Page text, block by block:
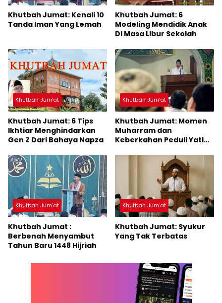
Khutbah Jumat: Kenali 10
Tanda Iman Yang Lemah
Khutbah Jumat: 6
Modeling Mendidik Anak
Di Masa Libur Sekolah
Khutbah Jum'at
Khutbah Jumat: 6 Tips
Ikhtiar Menghindarkan
Gen Z Dari Bahaya Napza
Khutbah Jum'at
Khutbah Jumat: Momen
Muharram dan
Keberkahan Peduli Yatim
Khutbah Jum'at
Khutbah Jumat :
Berbenah Menyambut
Tahun Baru 1448 Hijriah
Khutbah Jum'at
Khutbah Jumat: Syukur
Yang Tak Terbatas